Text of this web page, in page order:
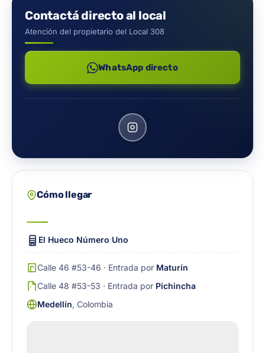
Contactá directo al local
Atención del propietario del Local 308
WhatsApp directo
Cómo llegar
El Hueco Número Uno
Calle 46 #53-46 · Entrada por Maturín
Calle 48 #53-53 · Entrada por Pichincha
Medellín, Colombia